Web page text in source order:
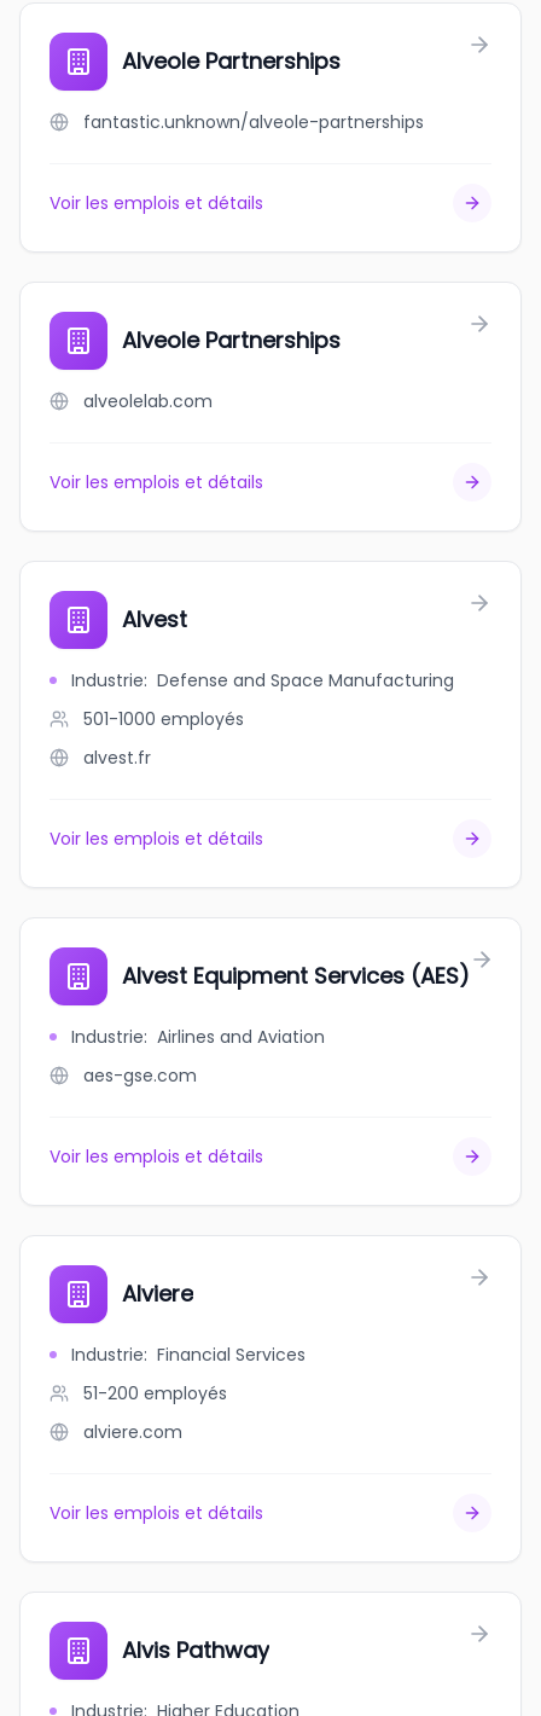
Alveole Partnerships
fantastic.unknown/alveole-partnerships
Voir les emplois et détails
Alveole Partnerships
alveolelab.com
Voir les emplois et détails
Alvest
Industrie: Defense and Space Manufacturing
501-1000 employés
alvest.fr
Voir les emplois et détails
Alvest Equipment Services (AES)
Industrie: Airlines and Aviation
aes-gse.com
Voir les emplois et détails
Alviere
Industrie: Financial Services
51-200 employés
alviere.com
Voir les emplois et détails
Alvis Pathway
Industrie: Higher Education